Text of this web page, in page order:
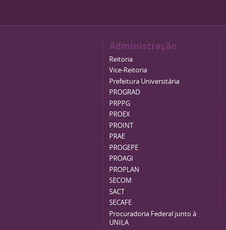
Administração
Reitoria
Vice-Reitoria
Prefeitura Universitária
PROGRAD
PRPPG
PROEX
PROINT
PRAE
PROGEPE
PROAGI
PROPLAN
SECOM
SACT
SECAFE
Procuradoria Federal junto à
UNILA